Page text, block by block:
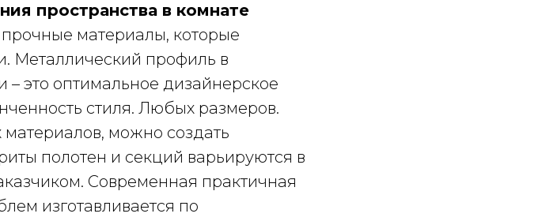
пространства в комнате
материалы, которые
Металлический профиль в
это оптимальное дизайнерское
стиля. Любых размеров.
можно создать
полотен и секций варьируются в
Современная практичная
изготавливается по